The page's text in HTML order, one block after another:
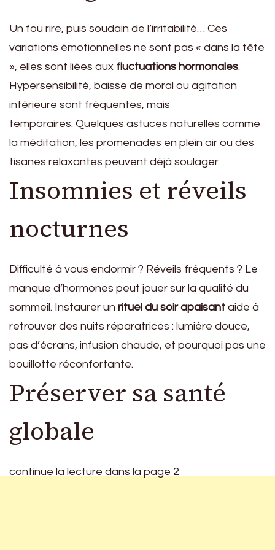
Un fou rire, puis soudain de l’irritabilité… Ces
variations émotionnelles ne sont pas « dans la tête
», elles sont liées aux fluctuations hormonales.
Hypersensibilité, baisse de moral ou agitation
intérieure sont fréquentes, mais
temporaires. Quelques astuces naturelles comme
la méditation, les promenades en plein air ou des
tisanes relaxantes peuvent déjà soulager.
Insomnies et réveils
nocturnes
Difficulté à vous endormir ? Réveils fréquents ? Le
manque d’hormones peut jouer sur la qualité du
sommeil. Instaurer un rituel du soir apaisant aide à
retrouver des nuits réparatrices : lumière douce,
pas d’écrans, infusion chaude, et pourquoi pas une
bouillotte réconfortante.
Préserver sa santé
globale
continue la lecture dans la page 2